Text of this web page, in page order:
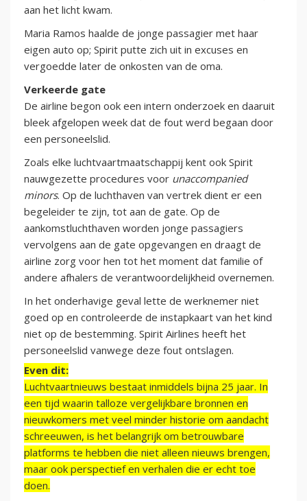
aan het licht kwam.
Maria Ramos haalde de jonge passagier met haar
eigen auto op; Spirit putte zich uit in excuses en
vergoedde later de onkosten van de oma.
Verkeerde gate
De airline begon ook een intern onderzoek en daaruit
bleek afgelopen week dat de fout werd begaan door
een personeelslid.
Zoals elke luchtvaartmaatschappij kent ook Spirit
nauwgezette procedures voor unaccompanied
minors. Op de luchthaven van vertrek dient er een
begeleider te zijn, tot aan de gate. Op de
aankomstluchthaven worden jonge passagiers
vervolgens aan de gate opgevangen en draagt de
airline zorg voor hen tot het moment dat familie of
andere afhalers de verantwoordelijkheid overnemen.
In het onderhavige geval lette de werknemer niet
goed op en controleerde de instapkaart van het kind
niet op de bestemming. Spirit Airlines heeft het
personeelslid vanwege deze fout ontslagen.
Even dit:
Luchtvaartnieuws bestaat inmiddels bijna 25 jaar. In
een tijd waarin talloze vergelijkbare bronnen en
nieuwkomers met veel minder historie om aandacht
schreeuwen, is het belangrijk om betrouwbare
platforms te hebben die niet alleen nieuws brengen,
maar ook perspectief en verhalen die er echt toe
doen.